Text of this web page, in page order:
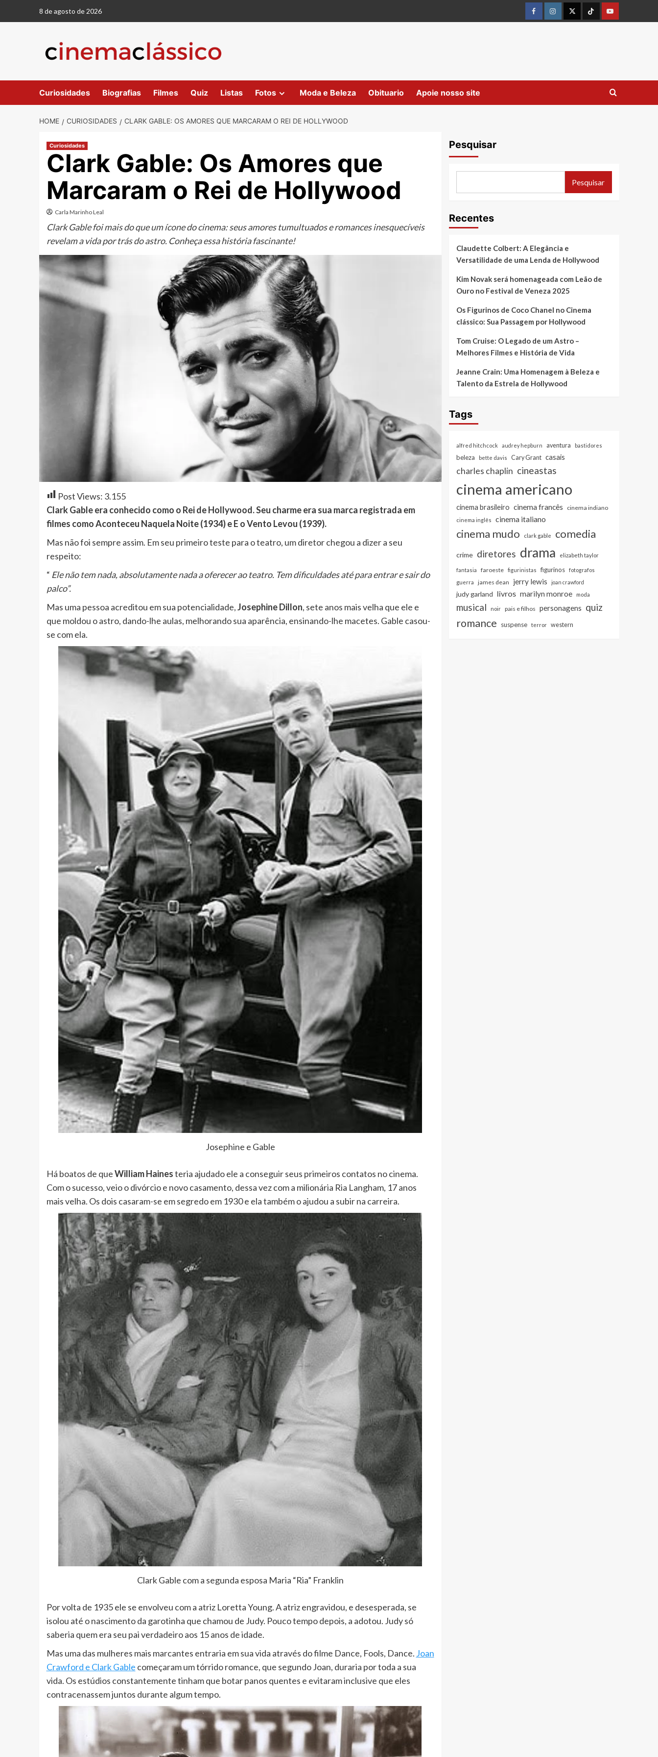
8 de agosto de 2026
FacebookinstagramtwitterTiktokyoutube
Curiosidades Biografias Filmes Quiz Listas Fotos Moda e Beleza Obituario Apoie nosso site
HOME CURIOSIDADES CLARK GABLE: OS AMORES QUE MARCARAM O REI DE HOLLYWOOD
Curiosidades
Clark Gable: Os Amores que
Marcaram o Rei de Hollywood
Carla Marinho Leal
Clark Gable foi mais do que um ícone do cinema: seus amores tumultuados e romances inesquecíveis
revelam a vida por trás do astro. Conheça essa história fascinante!
Post Views: 3.155
Clark Gable era conhecido como o Rei de Hollywood. Seu charme era sua marca registrada em
filmes como Aconteceu Naquela Noite (1934) e E o Vento Levou (1939).
Mas não foi sempre assim. Em seu primeiro teste para o teatro, um diretor chegou a dizer a seu
respeito:
“ Ele não tem nada, absolutamente nada a oferecer ao teatro. Tem dificuldades até para entrar e sair do
palco”.
Mas uma pessoa acreditou em sua potencialidade,Josephine Dillon, sete anos mais velha que ele e
que moldou o astro, dando-lhe aulas, melhorando sua aparência, ensinando-lhe macetes. Gable casou-
se com ela.
Josephine e Gable
Há boatos de queWilliam Hainesteria ajudado ele a conseguir seus primeiros contatos no cinema.
Com o sucesso, veio o divórcio e novo casamento, dessa vez com a milionária Ria Langham, 17 anos
mais velha. Os dois casaram-se em segredo em 1930 e ela também o ajudou a subir na carreira.
Clark Gable com a segunda esposa Maria “Ria” Franklin
Por volta de 1935 ele se envolveu com a atriz Loretta Young. A atriz engravidou, e desesperada, se
isolou até o nascimento da garotinha que chamou de Judy. Pouco tempo depois, a adotou. Judy só
saberia quem era seu pai verdadeiro aos 15 anos de idade.
Mas uma das mulheres mais marcantes entraria em sua vida através do filme Dance, Fools, Dance. Joan
Crawford e Clark Gable começaram um tórrido romance, que segundo Joan, duraria por toda a sua
vida. Os estúdios constantemente tinham que botar panos quentes e evitaram inclusive que eles
contracenassem juntos durante algum tempo.
Pesquisar
Pesquisar
Recentes
Claudette Colbert: A Elegância e
Versatilidade de uma Lenda de Hollywood
Kim Novak será homenageada com Leão de
Ouro no Festival de Veneza 2025
Os Figurinos de Coco Chanel no Cinema
clássico: Sua Passagem por Hollywood
Tom Cruise: O Legado de um Astro –
Melhores Filmes e História de Vida
Jeanne Crain: Uma Homenagem à Beleza e
Talento da Estrela de Hollywood
Tags
alfred hitchcock audrey hepburn aventura bastidores
beleza bette davis Cary Grant casais
charles chaplin cineastas
cinema americano
cinema brasileiro cinema francês cinema indiano
cinema inglês cinema italiano
cinema mudo clark gable comedia
crime diretores drama elizabeth taylor
fantasia faroeste figurinistas figurinos
fotografos
guerra
james dean jerry lewis joan crawford
judy garland livros marilyn monroe moda
musical noir pais e filhos personagens quiz
romance suspense terror western